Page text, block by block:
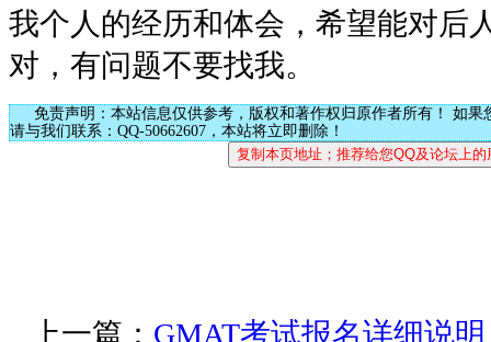
我个人的经历和体会，希望能对后
对，有问题不要找我。
免责声明：本站信息仅供参考，版权和著作权归原作者所有！ 如果
请与我们联系：QQ-50662607，本站将立即删除！
上一篇： GMAT考试报名详细说明